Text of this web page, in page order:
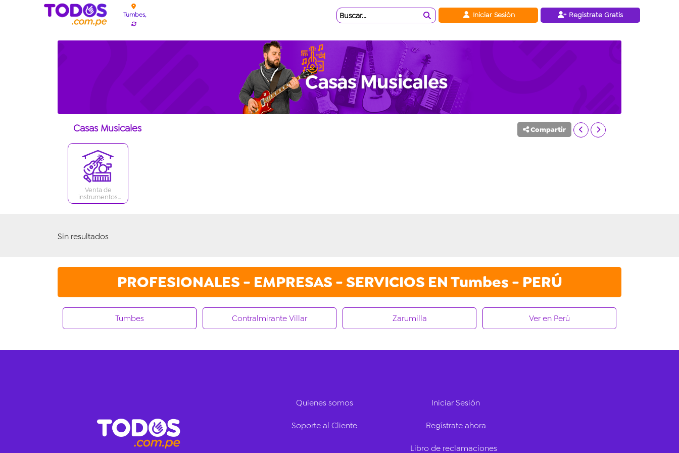
Tumbes, Buscar... Iniciar Sesión Registrate Gratis
Casas Musicales Compartir
Venta de
instrumentos
Musicales
Sin resultados
PROFESIONALES - EMPRESAS - SERVICIOS EN Tumbes - PERÚ
Tumbes Contralmirante Villar Zarumilla Ver en Perú
Quienes somos
Soporte al Cliente
Iniciar Sesión
Regístrate ahora
Libro de reclamaciones